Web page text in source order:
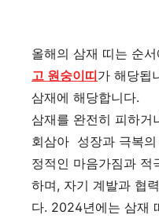
올해의 삼재 띠는 순
고 원숭이띠가 해당됩
삼재에 해당합니다.
삼재를 완전히 피하거
회삼아 성장과 극복
정적인 마음가짐과 적
하며, 자기 계발과 협
다. 2024년에는 삼재